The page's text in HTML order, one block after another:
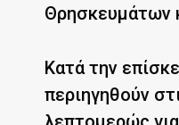
Θρησκευμάτων
Κατά την
περιηγηθούν